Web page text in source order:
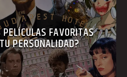
FAVORITAS
PERSONALIDAD?